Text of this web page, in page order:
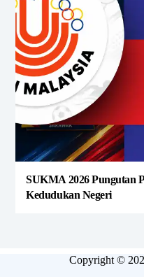
SUKMA 2026 Pungutan
Kedudukan Negeri
Copyright ©